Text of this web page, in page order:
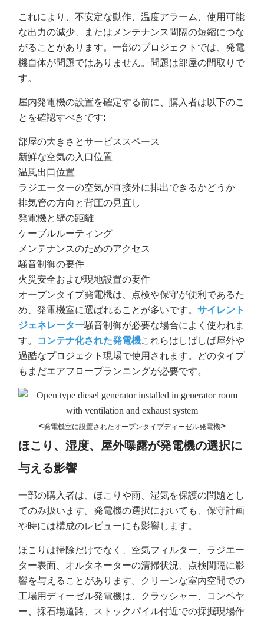
これにより、不安定な動作、温度アラーム、使用可能
な出力の減少、またはメンテナンス間隔の短縮につな
がることがあります。一部のプロジェクトでは、発電
機自体が問題ではありません。問題は部屋の間取りで
す。
屋内発電機の設置を確定する前に、購入者は以下のこ
とを確認すべきです:
部屋の大きさとサービススペース
新鮮な空気の入口位置
温風出口位置
ラジエーターの空気が直接外に排出できるかどうか
排気管の方向と背圧の見直し
発電機と壁の距離
ケーブルルーティング
メンテナンスのためのアクセス
騒音制御の要件
火災安全および現地設置の要件
オープンタイプ発電機は、点検や保守が便利であるた
め、発電機室に選ばれることが多いです。 サイレント
ジェネレーター騒音制御が必要な場合によく使われま
す。
コンテナ化された発電機これらはしばしば屋外や
過酷なプロジェクト現場で使用されます。どのタイプ
もまだエアフロープランニングが必要です。
<発電機室に設置されたオープンタイプディーゼル発電機>
ほこり、湿度、屋外曝露が発電機の選択に
与える影響
一部の購入者は、ほこりや雨、湿気を保護の問題とし
てのみ扱います。発電機の選択においても、保守計画
や時には構成のレビューにも影響します。
ほこりは掃除だけでなく、空気フィルター、ラジエー
ター表面、オルタネーターの清掃状況、点検間隔に影
響を与えることがあります。クリーンな室内空間での
工場用ディーゼル発電機は、クラッシャー、コンベヤ
ー、採石場道路、ストックパイル付近での採掘現場作